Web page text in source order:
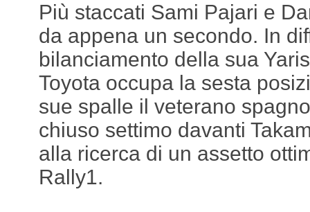
Più staccati Sami Pajari e
da appena un secondo. In
bilanciamento della sua
Toyota occupa la sesta
sue spalle il veterano
chiuso settimo davanti
alla ricerca di un assetto
Rally1.